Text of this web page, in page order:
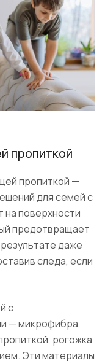
пропиткой
пропиткой —
для семей с
на поверхности
предотвращает
даже
следа, если
с
— микрофибра,
рогожка
Эти материалы